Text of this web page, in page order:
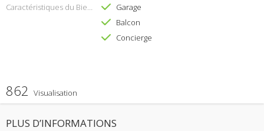
Caractéristiques du Bien
Garage
Balcon
Concierge
862 Visualisation
PLUS D’INFORMATIONS